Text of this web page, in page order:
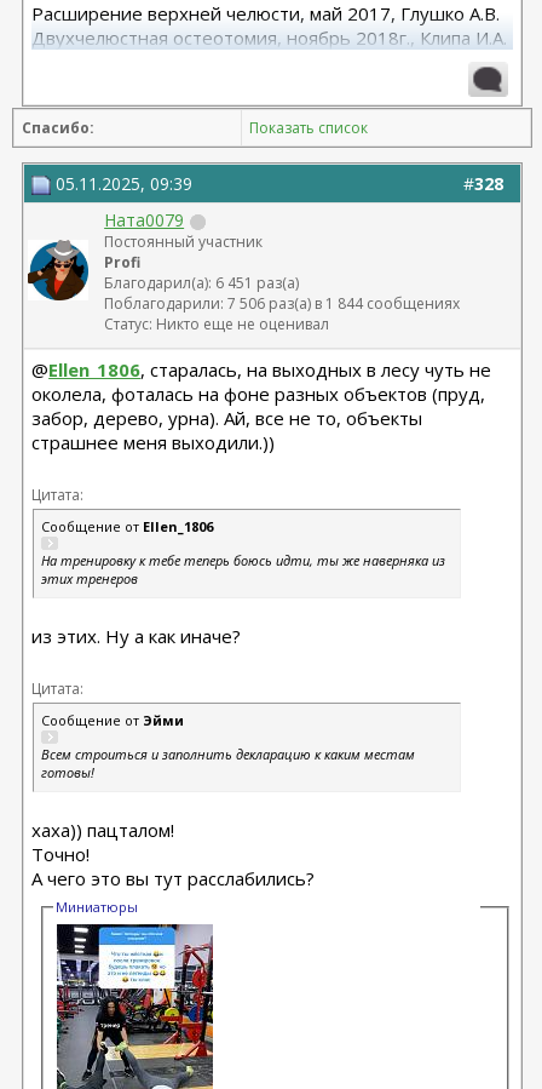
Расширение верхней челюсти, май 2017, Глушко А.В.
Двухчелюстная остеотомия, ноябрь 2018г., Клипа И.А.
Маммопластика (подтяжка без имплантов с редукцией
Спасибо: Показать список
#328
05.11.2025, 09:39
Ната0079
Постоянный участник
Profi
Благодарил(а): 6 451 раз(а)
Поблагодарили: 7 506 раз(а) в 1 844 сообщениях
Статус: Никто еще не оценивал
@Ellen_1806, старалась, на выходных в лесу чуть не
околела, фоталась на фоне разных объектов (пруд,
забор, дерево, урна). Ай, все не то, объекты
страшнее меня выходили.))
Цитата:
Сообщение от Ellen_1806
На тренировку к тебе теперь боюсь идти, ты же наверняка из
этих тренеров
из этих. Ну а как иначе?
Цитата:
Сообщение от Эйми
Всем строиться и заполнить декларацию к каким местам
готовы!
хаха)) пацталом!
Точно!
А чего это вы тут расслабились?
Миниатюры